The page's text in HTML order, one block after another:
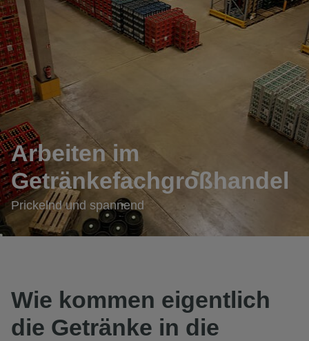
Arbeiten im
Getränkefachgroßhandel
Prickelnd und spannend
Wie kommen eigentlich
die Getränke in die